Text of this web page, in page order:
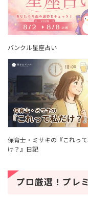
バンクル星座占い
保育士・ミサキの『これっ
け？』日記
プロ厳選！プレ